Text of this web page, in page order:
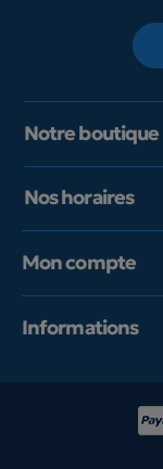
Notre boutique
Nos horaires
Mon compte
Informations